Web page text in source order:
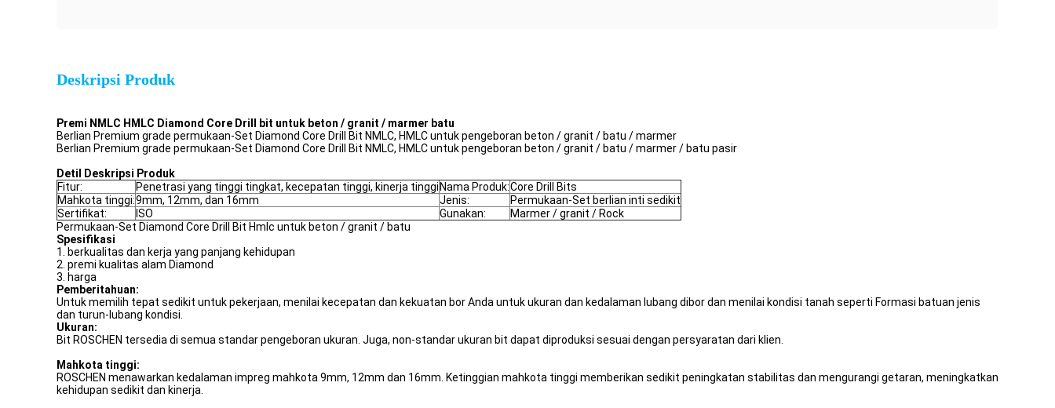
Deskripsi Produk
Premi NMLC HMLC Diamond Core Drill bit untuk beton / granit / marmer batu
Berlian Premium grade permukaan-Set Diamond Core Drill Bit NMLC, HMLC untuk pengeboran beton / granit / batu / marmer
Berlian Premium grade permukaan-Set Diamond Core Drill Bit NMLC, HMLC untuk pengeboran beton / granit / batu / marmer / batu pasir
Detil Deskripsi Produk
Fitur:
Penetrasi yang tinggi tingkat, kecepatan tinggi, kinerja tinggi Nama Produk:Core Drill Bits
Mahkota tinggi:9mm, 12mm, dan 16mm Jenis:
Permukaan-Set berlian inti sedikit
Sertifikat:
ISO Gunakan:
Marmer / granit / Rock
Permukaan-Set Diamond Core Drill Bit Hmlc untuk beton / granit / batu
Spesifikasi
1. berkualitas dan kerja yang panjang kehidupan
2. premi kualitas alam Diamond
3. harga
Pemberitahuan:
Untuk memilih tepat sedikit untuk pekerjaan, menilai kecepatan dan kekuatan bor Anda untuk ukuran dan kedalaman lubang dibor dan menilai kondisi tanah seperti Formasi batuan jenis
dan turun-lubang kondisi.
Ukuran:
Bit ROSCHEN tersedia di semua standar pengeboran ukuran. Juga, non-standar ukuran bit dapat diproduksi sesuai dengan persyaratan dari klien.
Mahkota tinggi:
ROSCHEN menawarkan kedalaman impreg mahkota 9mm, 12mm dan 16mm. Ketinggian mahkota tinggi memberikan sedikit peningkatan stabilitas dan mengurangi getaran, meningkatkan
kehidupan sedikit dan kinerja.